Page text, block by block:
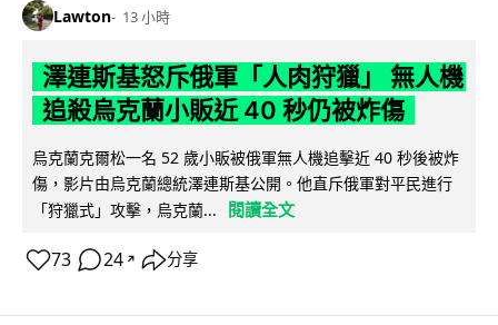
Lawton 13 小時
澤連斯基怒斥俄軍「人肉狩獵」 無人機
追殺烏克蘭小販近 40 秒仍被炸傷
烏克蘭克爾松一名 52 歲小販被俄軍無人機追擊近 40 秒後被炸
傷，影片由烏克蘭總統澤連斯基公開。他直斥俄軍對平民進行
「狩獵式」攻擊，烏克蘭...
閱讀全文
73 24 ↗ 分享